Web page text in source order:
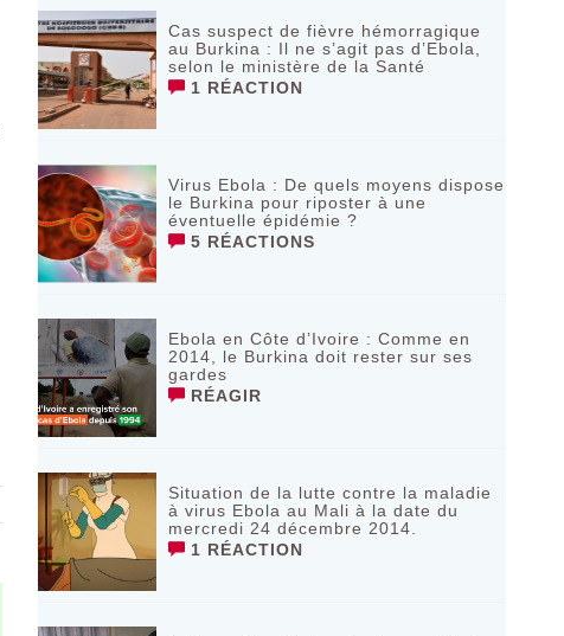
Cas suspect de fièvre hémorragique
au Burkina : Il ne s’agit pas d’Ebola,
selon le ministère de la Santé
1 RÉACTION
Virus Ebola : De quels moyens dispose
le Burkina pour riposter à une
éventuelle épidémie ?
5 RÉACTIONS
Ebola en Côte d’Ivoire : Comme en
2014, le Burkina doit rester sur ses
gardes
RÉAGIR
Situation de la lutte contre la maladie
à virus Ebola au Mali à la date du
mercredi 24 décembre 2014.
1 RÉACTION